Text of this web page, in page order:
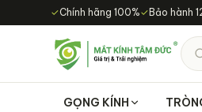
Chuyển đến nội dung chính
✓Chính hãng 100%✓ Bảo hành
GỌNG KÍNH